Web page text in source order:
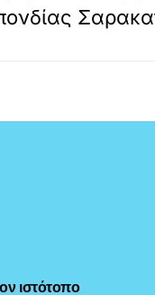
ιστότοπο